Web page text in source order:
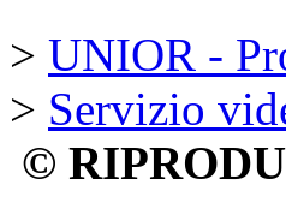
> UNIOR -
> Servizio
©